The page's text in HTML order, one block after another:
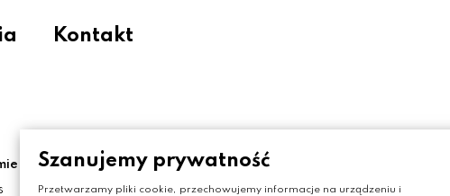
Kontakt
Moje konto
Moje konto
Olga Grzyb STILO
Szanujemy prywatność
Przetwarzamy pliki cookie, przechowujemy informacje na urządzeniu i